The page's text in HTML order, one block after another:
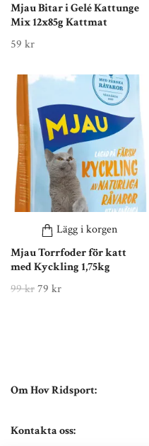
Mjau Bitar i Gelé Kattunge
Mix 12x85g Kattmat
59 kr
Lägg i korgen
Mjau Torrfoder för katt
med Kyckling 1,75kg
99 kr79 kr
Om Hov Ridsport:
Kontakta oss: